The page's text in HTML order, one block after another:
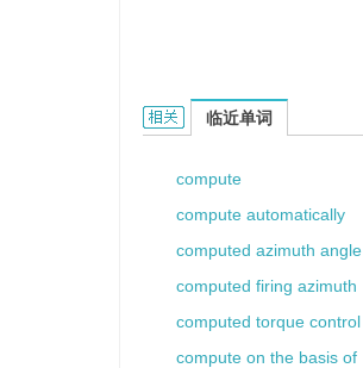
computed path的相关资料：
临近单词
compute
compute automatically
computed azimuth angle
computed firing azimuth
computed torque control
compute on the basis of